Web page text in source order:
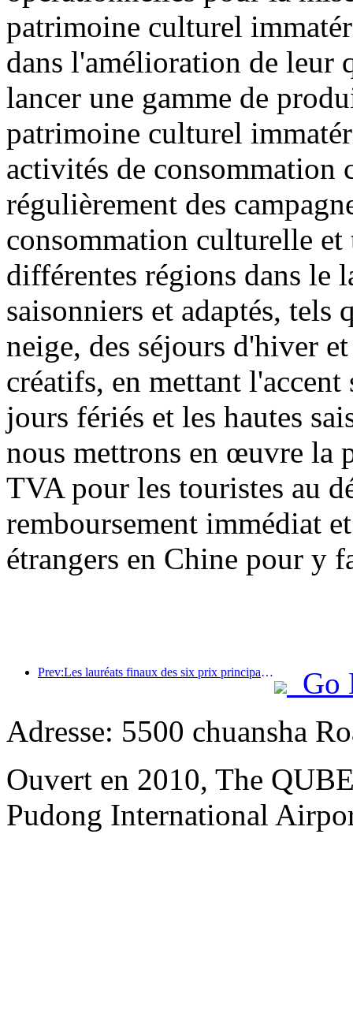
patrimoine culturel
dans l'amélioration de leur
lancer une gamme de
patrimoine culturel
activités de
régulièrement des
consommation culturelle
différentes régions dans le
saisonniers et adaptés, tels
neige, des séjours d'hiver
créatifs, en mettant
jours fériés et les hautes
nous mettrons en œuvre la
TVA pour les touristes au
remboursement immédiat
étrangers en Chine pour y
Prev:Les lauréats finaux des six prix principaux ont été annoncés, et plus d'une centaine d'hôtels et d'entreprises reçoivent des prix annuels !
Go
Adresse: 5500 chuansha
Ouvert en 2010, The
Pudong International